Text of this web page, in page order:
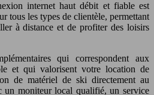
internet haut débit et fiable est
tous les types de clientèle, permettant
à distance et de profiter des loisirs
qui correspondent aux
et qui valorisent votre location de
de matériel de ski directement au
un moniteur local qualifié, un service